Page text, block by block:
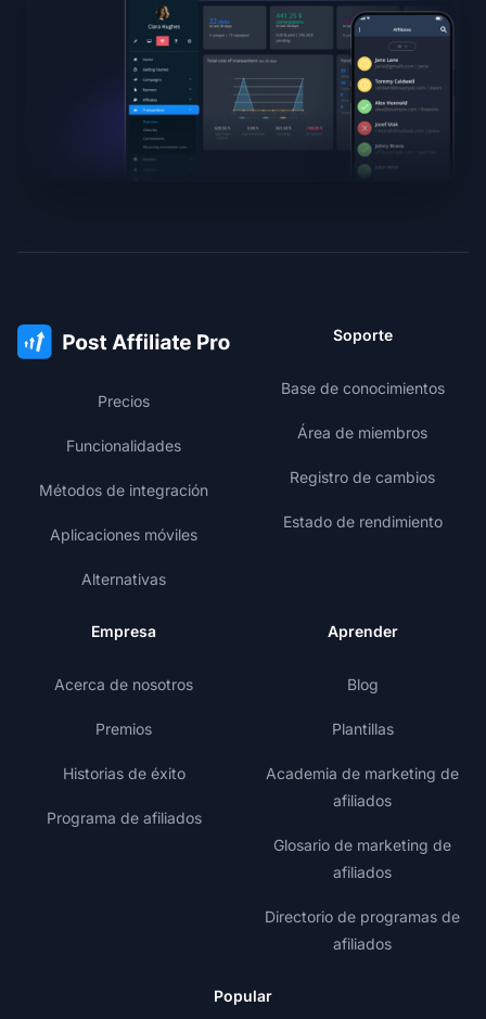
Precios
Funcionalidades
Métodos de integración
Aplicaciones móviles
Alternativas
Soporte
Base de conocimientos
Área de miembros
Registro de cambios
Estado de rendimiento
Empresa
Acerca de nosotros
Premios
Historias de éxito
Programa de afiliados
Aprender
Blog
Plantillas
Academia de marketing de
afiliados
Glosario de marketing de
afiliados
Directorio de programas de
afiliados
Popular